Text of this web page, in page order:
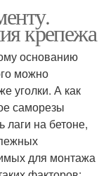
доме
крепежа
основанию
можно
уголки. А как
саморезы
лаги на бетоне,
для монтажа